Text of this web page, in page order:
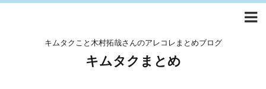
キムタクこと木村拓哉さんのアレコレまとめブログ
キムタクまとめ